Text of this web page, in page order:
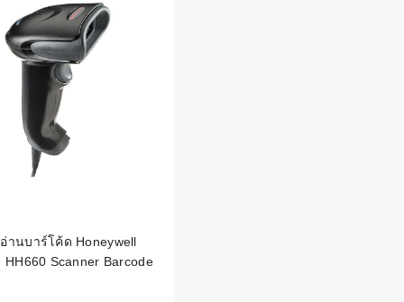
อ่านบาร์โค้ด Honeywell
HH660 Scanner Barcode